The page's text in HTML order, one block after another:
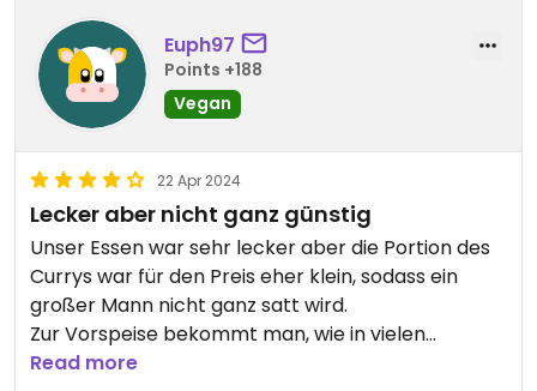
Euph97
Points +188
Vegan
22 Apr 2024
Lecker aber nicht ganz günstig
Unser Essen war sehr lecker aber die Portion des
Currys war für den Preis eher klein, sodass ein
großer Mann nicht ganz satt wird.
Zur Vorspeise bekommt man, wie in vielen
indischen Restaurants üblich, drei Soßen mit
Read more